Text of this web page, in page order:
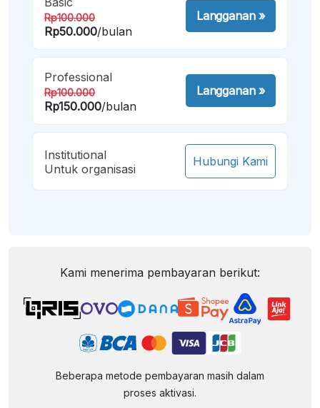
Rp100.000
Rp50.000/bulan
Langganan»
Professional
Rp100.000
Rp150.000/bulan
Langganan»
Institutional
Untuk organisasi
Hubungi Kami
Kami menerima pembayaran berikut:
Beberapa metode pembayaran masih dalam
proses aktivasi.